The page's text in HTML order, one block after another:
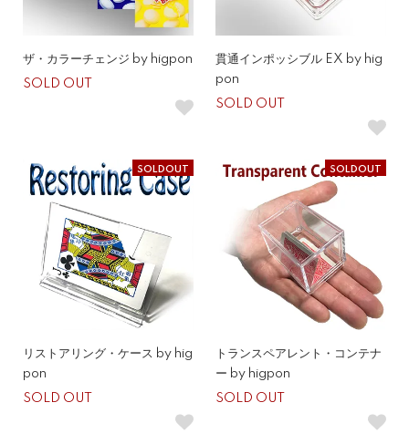
ザ・カラーチェンジ by higpon
SOLD OUT
貫通インポッシブル EX by hig
pon
SOLD OUT
SOLDOUT
リストアリング・ケース by hig
pon
SOLD OUT
SOLDOUT
トランスペアレント・コンテナ
ー by higpon
SOLD OUT